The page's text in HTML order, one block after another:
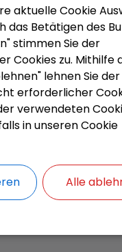
11:00 Uhr ‐ 12:00 Uhr
OLCHING /
aktuelle Cookie
das Betätigen des
stimmen Sie der
Cookies zu. Mithilfe
lehnen Sie der
erforderlicher
verwendeten
in unseren Cookie
Alle